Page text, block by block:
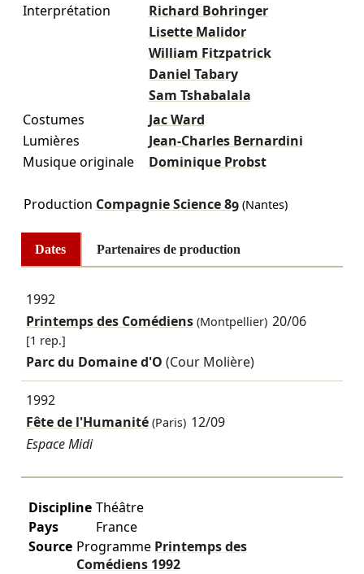
Interprétation
Richard Bohringer
Lisette Malidor
William Fitzpatrick
Daniel Tabary
Sam Tshabalala
Costumes
Jac Ward
Lumières
Jean-Charles Bernardini
Musique originale
Dominique Probst
Production Compagnie Science 89(Nantes)
Dates Partenaires de production
1992
Printemps des Comédiens(Montpellier) 20/06
[1 rep.]
Parc du Domaine d'O (Cour Molière)
1992
Fête de l'Humanité(Paris) 12/09
Espace Midi
Discipline Théâtre
Pays
France
Source Programme Printemps des
Comédiens 1992